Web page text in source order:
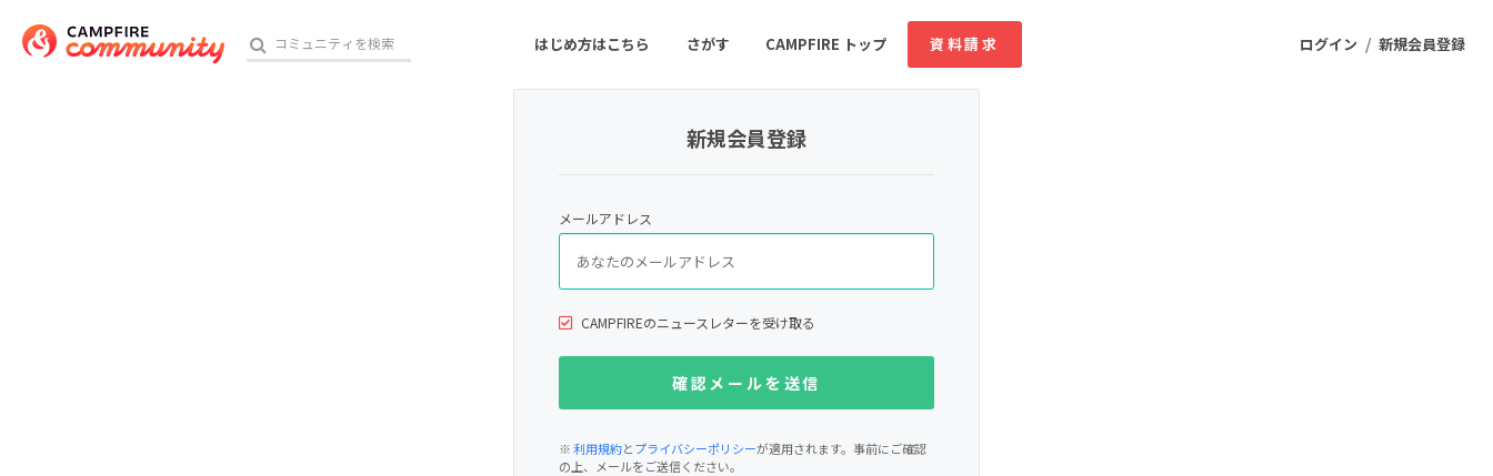
ログイン / 新規会員登録
はじめ方はこちら さがす CAMPFIRE トップ 資料請求
ゲーム・サービス開発
書籍・雑誌出版 アニメ・漫画
ソーシャルグッド ビューティー・ヘルスケア
新規会員登録
メールアドレス
CAMPFIREのニュースレターを受け取る
※利用規約とプライバシーポリシーが適用されます。事前にご確認
の上、メールをご送信ください。